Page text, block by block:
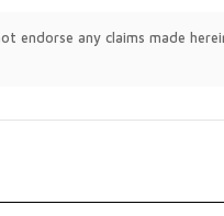
endorse any claims made